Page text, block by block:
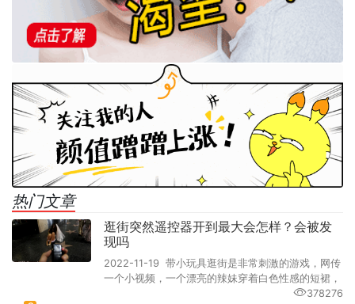
热门文章
逛街突然遥控器开到最大会怎样？会被发
现吗
2022-11-19 带小玩具逛街是非常刺激的游戏，网传
一个小视频，一个漂亮的辣妹穿着白色性感的短裙，
378276